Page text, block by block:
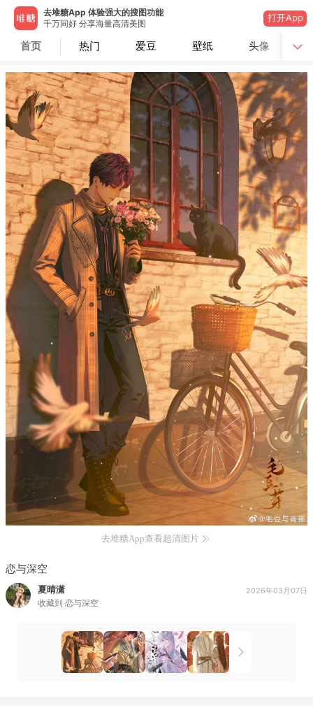
去堆糖App 体验强大的搜图功能
千万同好 分享海量高清美图
打开App
首页 热门 爱豆 壁纸 头像
去堆糖App查看超清图片
恋与深空
夏晴潇
收藏到 恋与深空
2026年03月07日